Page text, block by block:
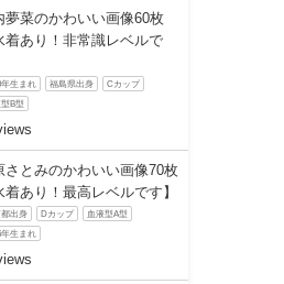
夢菜のかわいい画像60枚
着あり！非常識レベルで
年生まれ 福島県出身 Cカップ
型B型
さとみのかわいい画像70枚
着あり！最高レベルです】
出身 Dカップ 血液型A型
年生まれ